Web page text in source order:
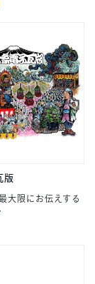
版
大限にお伝えする